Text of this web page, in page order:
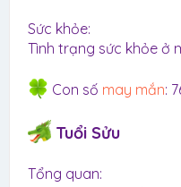
Sức khỏe:
Tình trạng sức khỏe ở
Con số may mắn:
Tuổi Sửu
Tổng quan: